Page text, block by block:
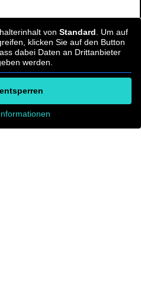
von Standard. Um auf
klicken Sie auf den Button
dabei Daten an Drittanbieter
werden.